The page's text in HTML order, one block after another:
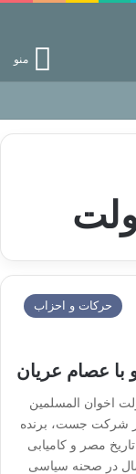
منو
خداست‌!
حركات و احزاب
با عصام عریان
اخوان المسلمین
شرکت جست، برنده
مصر و کامیابی
در صحنه سیاسی